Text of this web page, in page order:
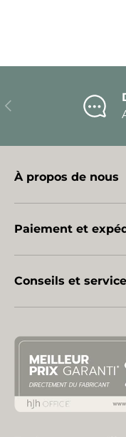
Précédent
À propos de nous
Paiement et
Conseils et